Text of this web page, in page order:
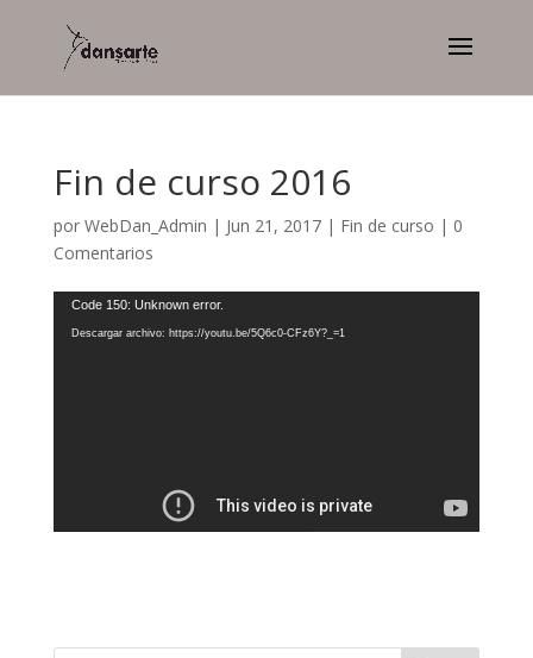
Fin de curso 2016
por WebDan_Admin | Jun 21, 2017| Fin de curso | 0
Comentarios
Reproductor
Code 150: Unknown error.
Descargar archivo: https://youtu.be/5Q6c0-CFz6Y?_=1